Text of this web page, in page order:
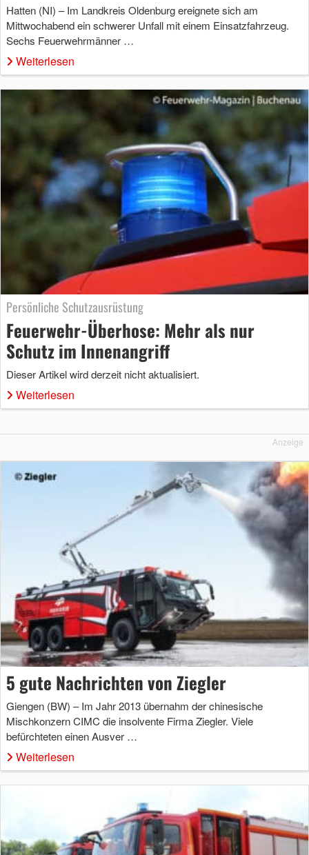
Hatten (NI) – Im Landkreis Oldenburg ereignete sich am
Mittwochabend ein schwerer Unfall mit einem Einsatzfahrzeug.
Sechs Feuerwehrmänner …
Weiterlesen
Persönliche Schutzausrüstung
Feuerwehr-Überhose: Mehr als nur
Schutz im Innenangriff
Dieser Artikel wird derzeit nicht aktualisiert.
Weiterlesen
Anzeige
5 gute Nachrichten von Ziegler
Giengen (BW) – Im Jahr 2013 übernahm der chinesische
Mischkonzern CIMC die insolvente Firma Ziegler. Viele
befürchteten einen Ausver …
Weiterlesen